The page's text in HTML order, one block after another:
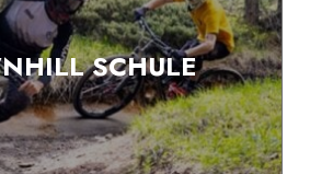
SCHULE